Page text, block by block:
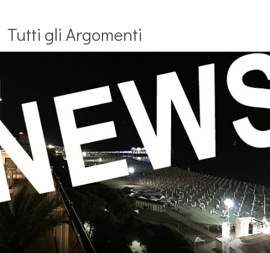
Tutti gli Argomenti